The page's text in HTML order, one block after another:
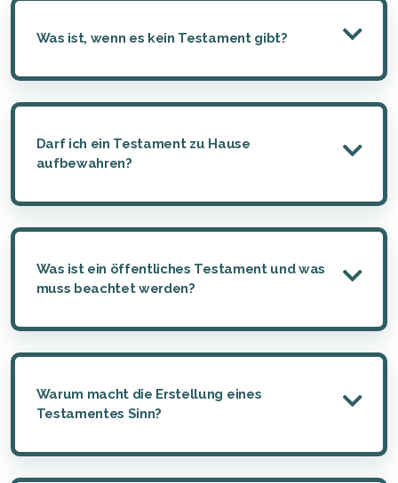
Was ist, wenn es kein Testament gibt?
Darf ich ein Testament zu Hause
aufbewahren?
Was ist ein öffentliches Testament und was
muss beachtet werden?
Warum macht die Erstellung eines
Testamentes Sinn?